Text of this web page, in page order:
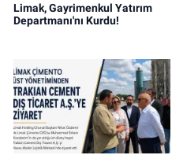
Limak, Gayrimenkul Yatırım
Departmanı'nı Kurdu!